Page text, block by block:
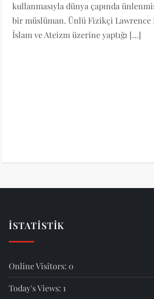
kullanmasıyla dünya çapında
bir müslüman. Ünlü Fizikçi Lawrence
İslam ve Ateizm üzerine yaptığı […]
İSTATISTIK
Online Visitors: 0
Today's Views: 1